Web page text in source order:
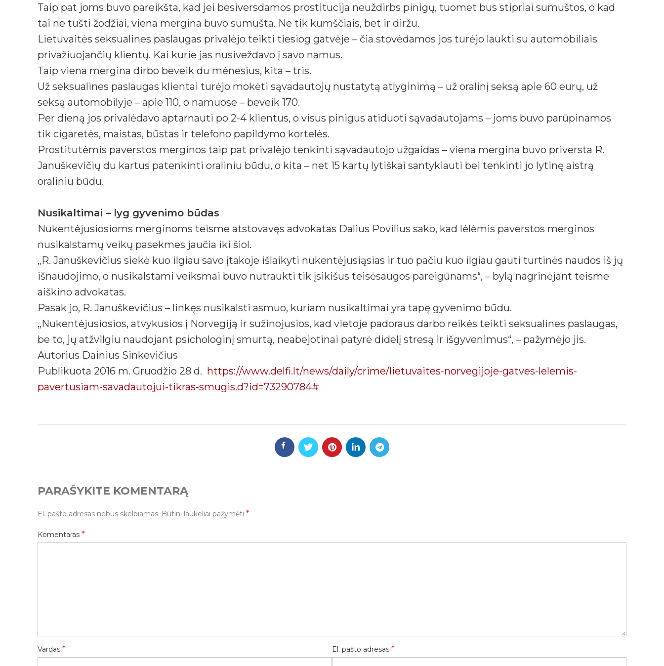
Taip pat joms buvo pareikšta, kad jei besiversdamos prostitucija neuždirbs pinigų, tuomet bus stipriai sumuštos, o kad
tai ne tušti žodžiai, viena mergina buvo sumušta. Ne tik kumščiais, bet ir diržu.
Lietuvaitės seksualines paslaugas privalėjo teikti tiesiog gatvėje – čia stovėdamos jos turėjo laukti su automobiliais
privažiuojančių klientų. Kai kurie jas nusiveždavo į savo namus.
Taip viena mergina dirbo beveik du mėnesius, kita – tris.
Už seksualines paslaugas klientai turėjo mokėti sąvadautojų nustatytą atlyginimą – už oralinį seksą apie 60 eurų, už
seksą automobilyje – apie 110, o namuose – beveik 170.
Per dieną jos privalėdavo aptarnauti po 2-4 klientus, o visus pinigus atiduoti sąvadautojams – joms buvo parūpinamos
tik cigaretės, maistas, būstas ir telefono papildymo kortelės.
Prostitutėmis paverstos merginos taip pat privalėjo tenkinti sąvadautojo užgaidas – viena mergina buvo priversta R.
Januškevičių du kartus patenkinti oraliniu būdu, o kita – net 15 kartų lytiškai santykiauti bei tenkinti jo lytinę aistrą
oraliniu būdu.
Nusikaltimai – lyg gyvenimo būdas
Nukentėjusiosioms merginoms teisme atstovavęs advokatas Dalius Povilius sako, kad lėlėmis paverstos merginos
nusikalstamų veikų pasekmes jaučia iki šiol.
„R. Januškevičius siekė kuo ilgiau savo įtakoje išlaikyti nukentėjusiąsias ir tuo pačiu kuo ilgiau gauti turtinės naudos iš jų
išnaudojimo, o nusikalstami veiksmai buvo nutraukti tik įsikišus teisėsaugos pareigūnams“, – bylą nagrinėjant teisme
aiškino advokatas.
Pasak jo, R. Januškevičius – linkęs nusikalsti asmuo, kuriam nusikaltimai yra tapę gyvenimo būdu.
„Nukentėjusiosios, atvykusios į Norvegiją ir sužinojusios, kad vietoje padoraus darbo reikės teikti seksualines paslaugas,
be to, jų atžvilgiu naudojant psichologinį smurtą, neabejotinai patyrė didelį stresą ir išgyvenimus“, – pažymėjo jis.
Autorius Dainius Sinkevičius
Publikuota 2016 m. Gruodžio 28 d. https://www.delfi.lt/news/daily/crime/lietuvaites-norvegijoje-gatves-lelemis-
pavertusiam-savadautojui-tikras-smugis.d?id=73290784#
PARAŠYKITE KOMENTARĄ
El. pašto adresas nebus skelbiamas. Būtini laukeliai pažymėti *
Komentaras *
Vardas * El. pašto adresas *